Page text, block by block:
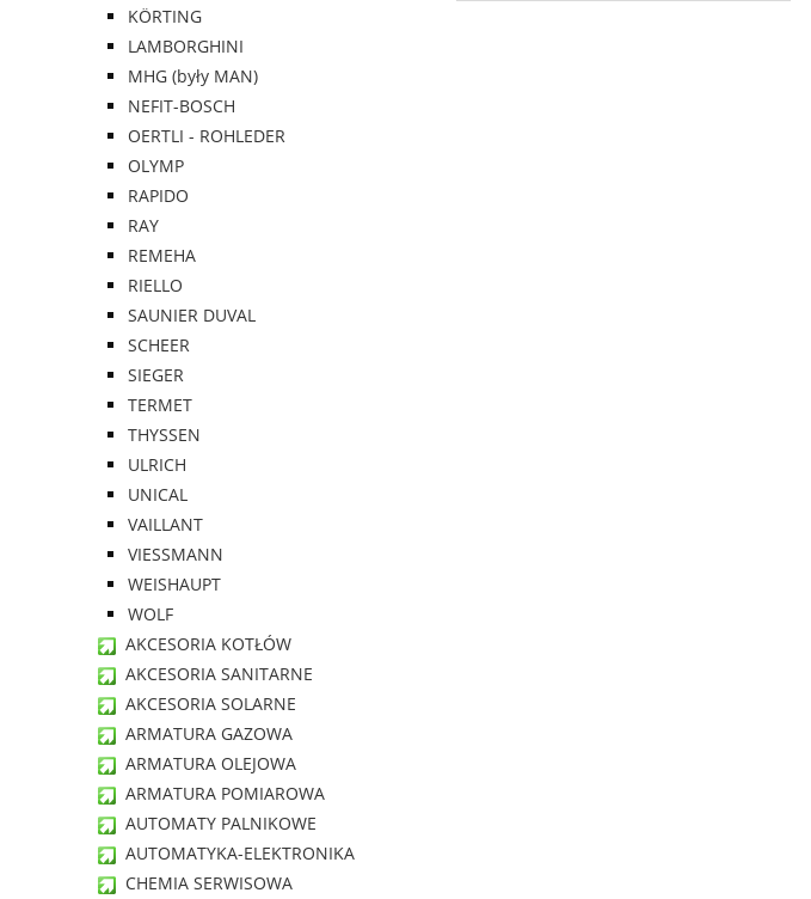
KÖRTING
LAMBORGHINI
MHG (były MAN)
NEFIT-BOSCH
OERTLI - ROHLEDER
OLYMP
RAPIDO
RAY
REMEHA
RIELLO
SAUNIER DUVAL
SCHEER
SIEGER
TERMET
THYSSEN
ULRICH
UNICAL
VAILLANT
VIESSMANN
WEISHAUPT
WOLF
AKCESORIA KOTŁÓW
AKCESORIA SANITARNE
AKCESORIA SOLARNE
ARMATURA GAZOWA
ARMATURA OLEJOWA
ARMATURA POMIAROWA
AUTOMATY PALNIKOWE
AUTOMATYKA-ELEKTRONIKA
CHEMIA SERWISOWA